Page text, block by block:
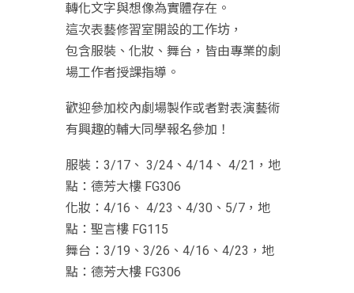
轉化文字與想像為實體存在。
這次表藝修習室開設的工作坊，
包含服裝、化妝、舞台，皆由專業的劇
場工作者授課指導。
歡迎參加校內劇場製作或者對表演藝術
有興趣的輔大同學報名參加！
服裝：3/17、 3/24、4/14、 4/21，地
點：德芳大樓 FG306
化妝：4/16、 4/23、4/30、5/7，地
點：聖言樓 FG115
舞台：3/19、3/26、4/16、4/23，地
點：德芳大樓 FG306